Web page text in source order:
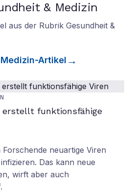
& Medizin
aus der Rubrik Gesundheit &
-Artikel
erstellt funktionsfähige
neuartige Viren
Das kann neue
wirft aber auch